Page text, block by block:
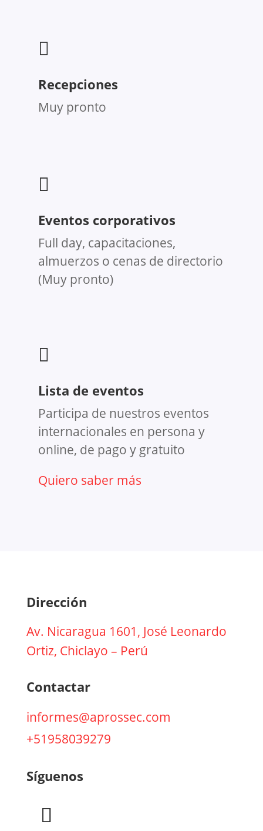

Recepciones
Muy pronto

Eventos corporativos
Full day, capacitaciones,
almuerzos o cenas de directorio
(Muy pronto)

Lista de eventos
Participa de nuestros eventos
internacionales en persona y
online, de pago y gratuito
Quiero saber más
Dirección
Av. Nicaragua 1601, José Leonardo
Ortiz, Chiclayo – Perú
Contactar
informes@aprossec.com
+51958039279
Síguenos